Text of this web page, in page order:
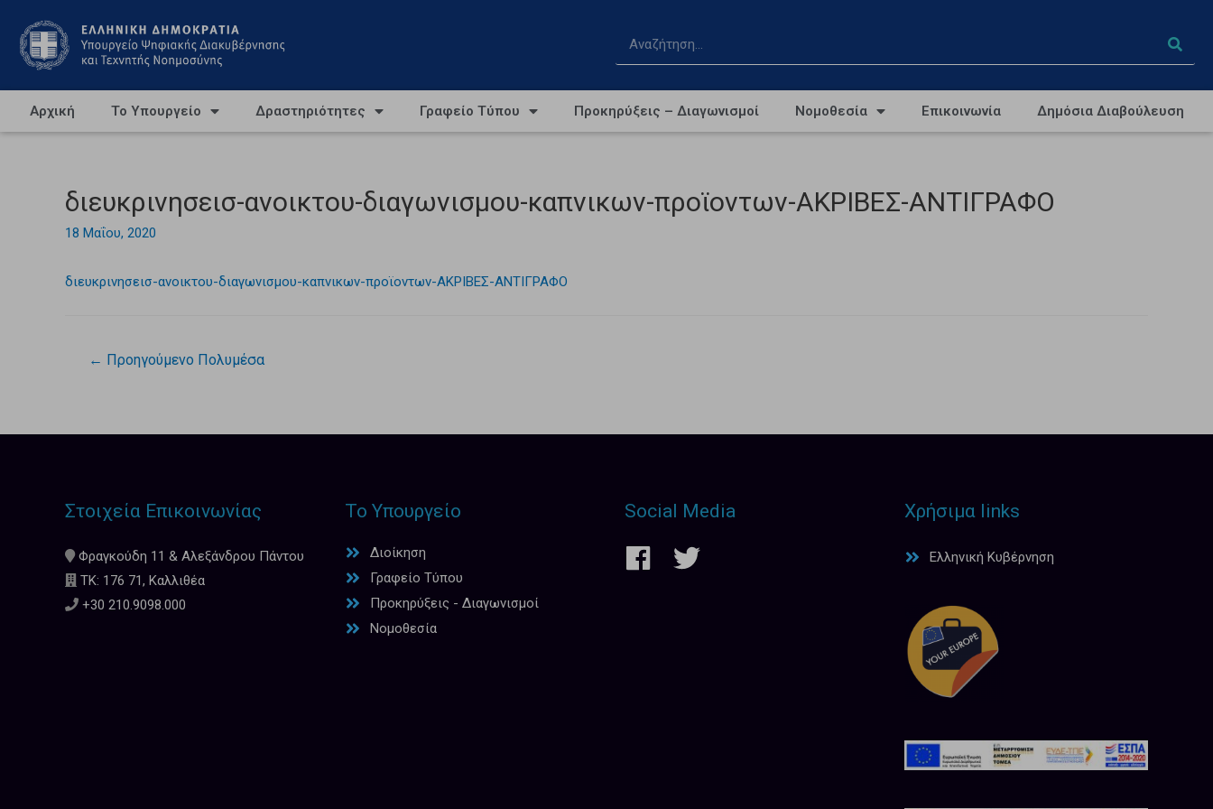
Αρχική Το Υπουργείο Δραστηριότητες Γραφείο Τύπου Προκηρύξεις – Διαγωνισμοί Νομοθεσία Επικοινωνία Δημόσια Διαβούλευση
διευκρινησεισ-ανοικτου-διαγωνισμου-καπνικων-προϊοντων-ΑΚΡΙΒΕΣ-ΑΝΤΙΓΡΑΦΟ
18 Μαΐου, 2020
διευκρινησεισ-ανοικτου-διαγωνισμου-καπνικων-προϊοντων-ΑΚΡΙΒΕΣ-ΑΝΤΙΓΡΑΦΟ
← Προηγούμενο Πολυμέσα
Στοιχεία Επικοινωνίας
Φραγκούδη 11 & Αλεξάνδρου Πάντου
ΤΚ: 176 71, Καλλιθέα
+30 210.9098.000
Το Υπουργείο
Διοίκηση
Γραφείο Τύπου
Προκηρύξεις - Διαγωνισμοί
Νομοθεσία
Social Media Χρήσιμα links
Ελληνική Κυβέρνηση